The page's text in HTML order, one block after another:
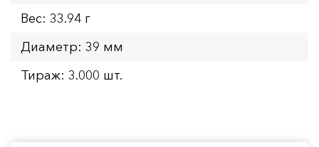
Вес: 33.94 г
Диаметр: 39 мм
Тираж: 3.000 шт.